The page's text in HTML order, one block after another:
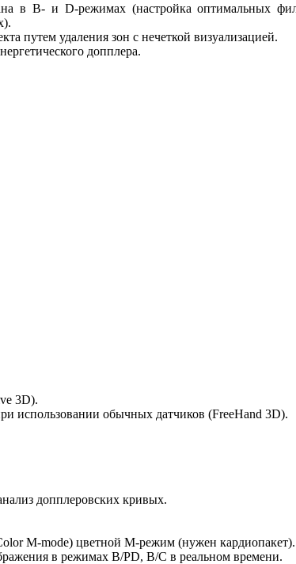
в B- и D-режимах (настройка оптимальных
путем удаления зон с нечеткой визуализацией.
допплера.
3D).
использовании обычных датчиков (FreeHand 3D).
допплеровских кривых.
M-mode) цветной М-режим (нужен кардиопакет).
в режимах B/PD, B/C в реальном времени.